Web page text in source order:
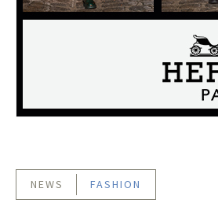
NEWS FASHION